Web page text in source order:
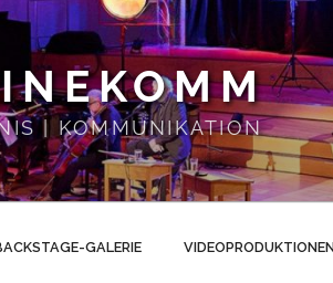
| KOMMUNIKATION
GALERIE